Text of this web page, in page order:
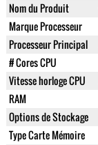
Nom du Produit
Marque Processeur
Processeur Principal
# Cores CPU
Vitesse horloge CPU
RAM
Options de Stockage
Type Carte Mémoire